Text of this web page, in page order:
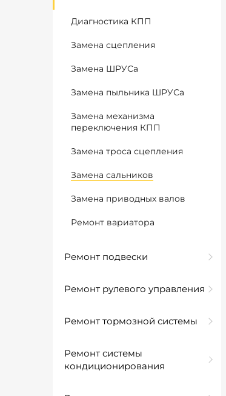
Диагностика КПП
Замена сцепления
Замена ШРУСа
Замена пыльника ШРУСа
Замена механизма
переключения КПП
Замена троса сцепления
Замена сальников
Замена приводных валов
Ремонт вариатора
Ремонт подвески
Ремонт рулевого управления
Ремонт тормозной системы
Ремонт системы
кондиционирования